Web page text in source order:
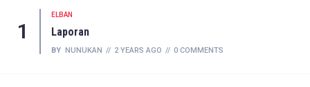
1
ELBAN
Laporan
BY NUNUKAN 2 YEARS AGO 0 COMMENTS